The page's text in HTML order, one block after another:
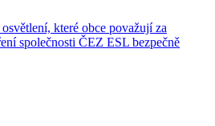
které obce považují za
společnosti ČEZ ESL bezpečně